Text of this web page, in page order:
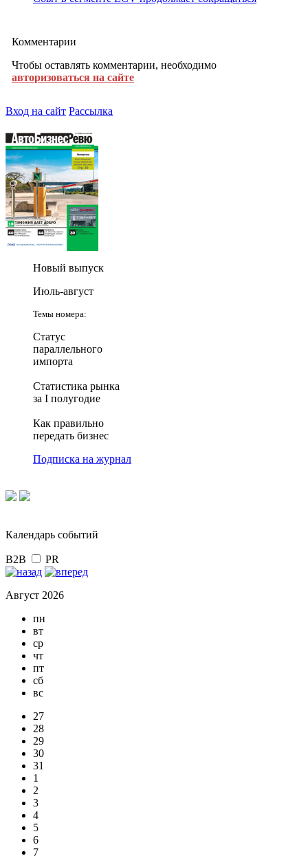
Комментарии
Чтобы оставлять комментарии, необходимо
авторизоваться на сайте
Вход на сайт Рассылка
Новый выпуск
Июль-август
Темы номера:
Статус
параллельного
импорта
Статистика рынка
за I полугодие
Как правильно
передать бизнес
Подписка на журнал
Календарь событий
B2B PR
Август 2026
пн
вт
ср
чт
пт
сб
вс
27
28
29
30
31
1
2
3
4
5
6
7